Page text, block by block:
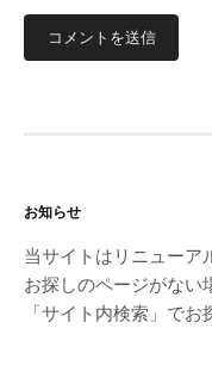
お知らせ
当サイトはリニューア
お探しのページがない
「サイト内検索」でお